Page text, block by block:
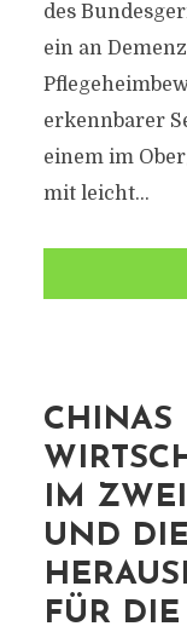
des
ein an
erkennbarer
einem im
mit leicht...
CHINAS
IM
UND DIE
FÜR